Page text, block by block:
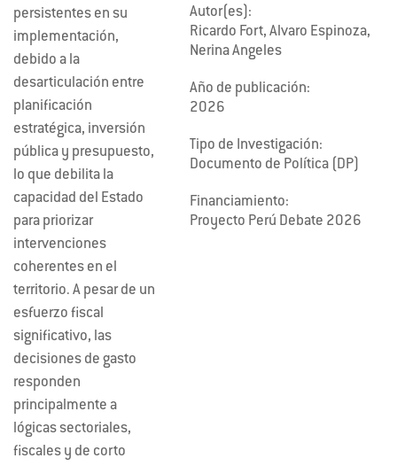
persistentes en su
implementación,
debido a la
desarticulación entre
planificación
estratégica, inversión
pública y presupuesto,
lo que debilita la
capacidad del Estado
para priorizar
intervenciones
coherentes en el
territorio. A pesar de un
esfuerzo fiscal
significativo, las
decisiones de gasto
responden
principalmente a
lógicas sectoriales,
fiscales y de corto
Autor(es):
Ricardo Fort, Alvaro Espinoza,
Nerina Angeles
Año de publicación:
2026
Tipo de Investigación:
Documento de Política (DP)
Financiamiento:
Proyecto Perú Debate 2026